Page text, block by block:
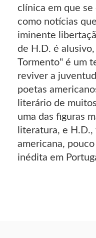
clínica em que se
como notícias
iminente
de H.D. é
Tormento" é um
reviver a
poetas
literário de
uma das figuras
literatura, e
americana,
inédita em